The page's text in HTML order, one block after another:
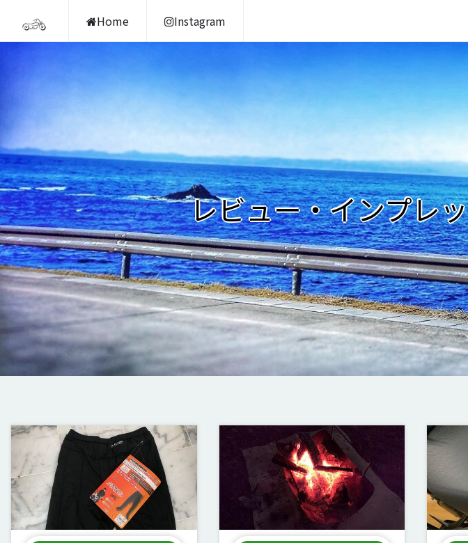
Home Instagram
レビュー・インプレ